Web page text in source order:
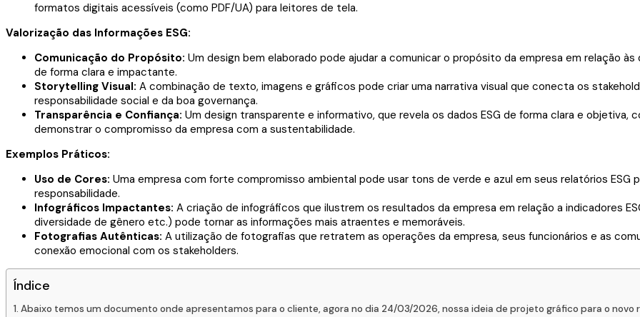
formatos digitais acessíveis (como PDF/UA) para leitores de tela.
Valorização das Informações ESG:
Comunicação do Propósito: Um design bem elaborado pode ajudar a comunicar o propósito da empresa em relação
de forma clara e impactante.
Storytelling Visual: A combinação de texto, imagens e gráficos pode criar uma narrativa visual que conecta os
responsabilidade social e da boa governança.
Transparência e Confiança: Um design transparente e informativo, que revela os dados ESG de forma clara e
demonstrar o compromisso da empresa com a sustentabilidade.
Exemplos Práticos:
Uso de Cores: Uma empresa com forte compromisso ambiental pode usar tons de verde e azul em seus relatórios
responsabilidade.
Infográficos Impactantes: A criação de infográficos que ilustrem os resultados da empresa em relação a indicadores
diversidade de gênero etc.) pode tornar as informações mais atraentes e memoráveis.
Fotografias Autênticas: A utilização de fotografias que retratem as operações da empresa, seus funcionários e as
conexão emocional com os stakeholders.
Índice
Abaixo temos um documento onde apresentamos para o cliente, agora no dia 24/03/2026, nossa ideia de projeto gráfico para o novo